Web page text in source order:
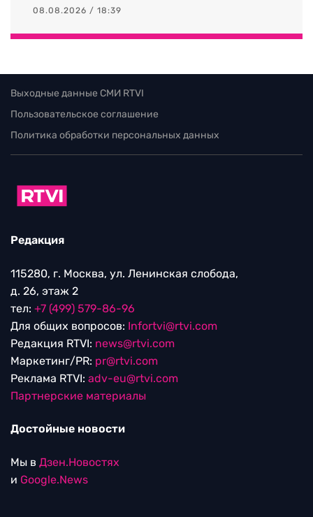
08.08.2026 / 18:39
Выходные данные СМИ RTVI
Пользовательское соглашение
Политика обработки персональных данных
Редакция
115280, г. Москва, ул. Ленинская слобода,
д. 26, этаж 2
тел: +7 (499) 579-86-96
Для общих вопросов: Infortvi@rtvi.com
Редакция RTVI: news@rtvi.com
Маркетинг/PR: pr@rtvi.com
Реклама RTVI: adv-eu@rtvi.com
Партнерские материалы
Достойные новости
Мы в Дзен.Новостях
и Google.News